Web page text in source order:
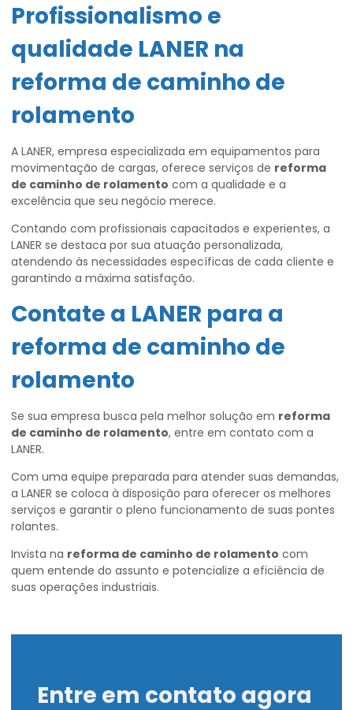
Profissionalismo e
qualidade LANER na
reforma de caminho de
rolamento
A LANER, empresa especializada em equipamentos para
movimentação de cargas, oferece serviços de reforma
de caminho de rolamento com a qualidade e a
excelência que seu negócio merece.
Contando com profissionais capacitados e experientes, a
LANER se destaca por sua atuação personalizada,
atendendo às necessidades específicas de cada cliente e
garantindo a máxima satisfação.
Contate a LANER para a
reforma de caminho de
rolamento
Se sua empresa busca pela melhor solução em reforma
de caminho de rolamento, entre em contato com a
LANER.
Com uma equipe preparada para atender suas demandas,
a LANER se coloca à disposição para oferecer os melhores
serviços e garantir o pleno funcionamento de suas pontes
rolantes.
Invista na reforma de caminho de rolamento com
quem entende do assunto e potencialize a eficiência de
suas operações industriais.
Entre em contato agora